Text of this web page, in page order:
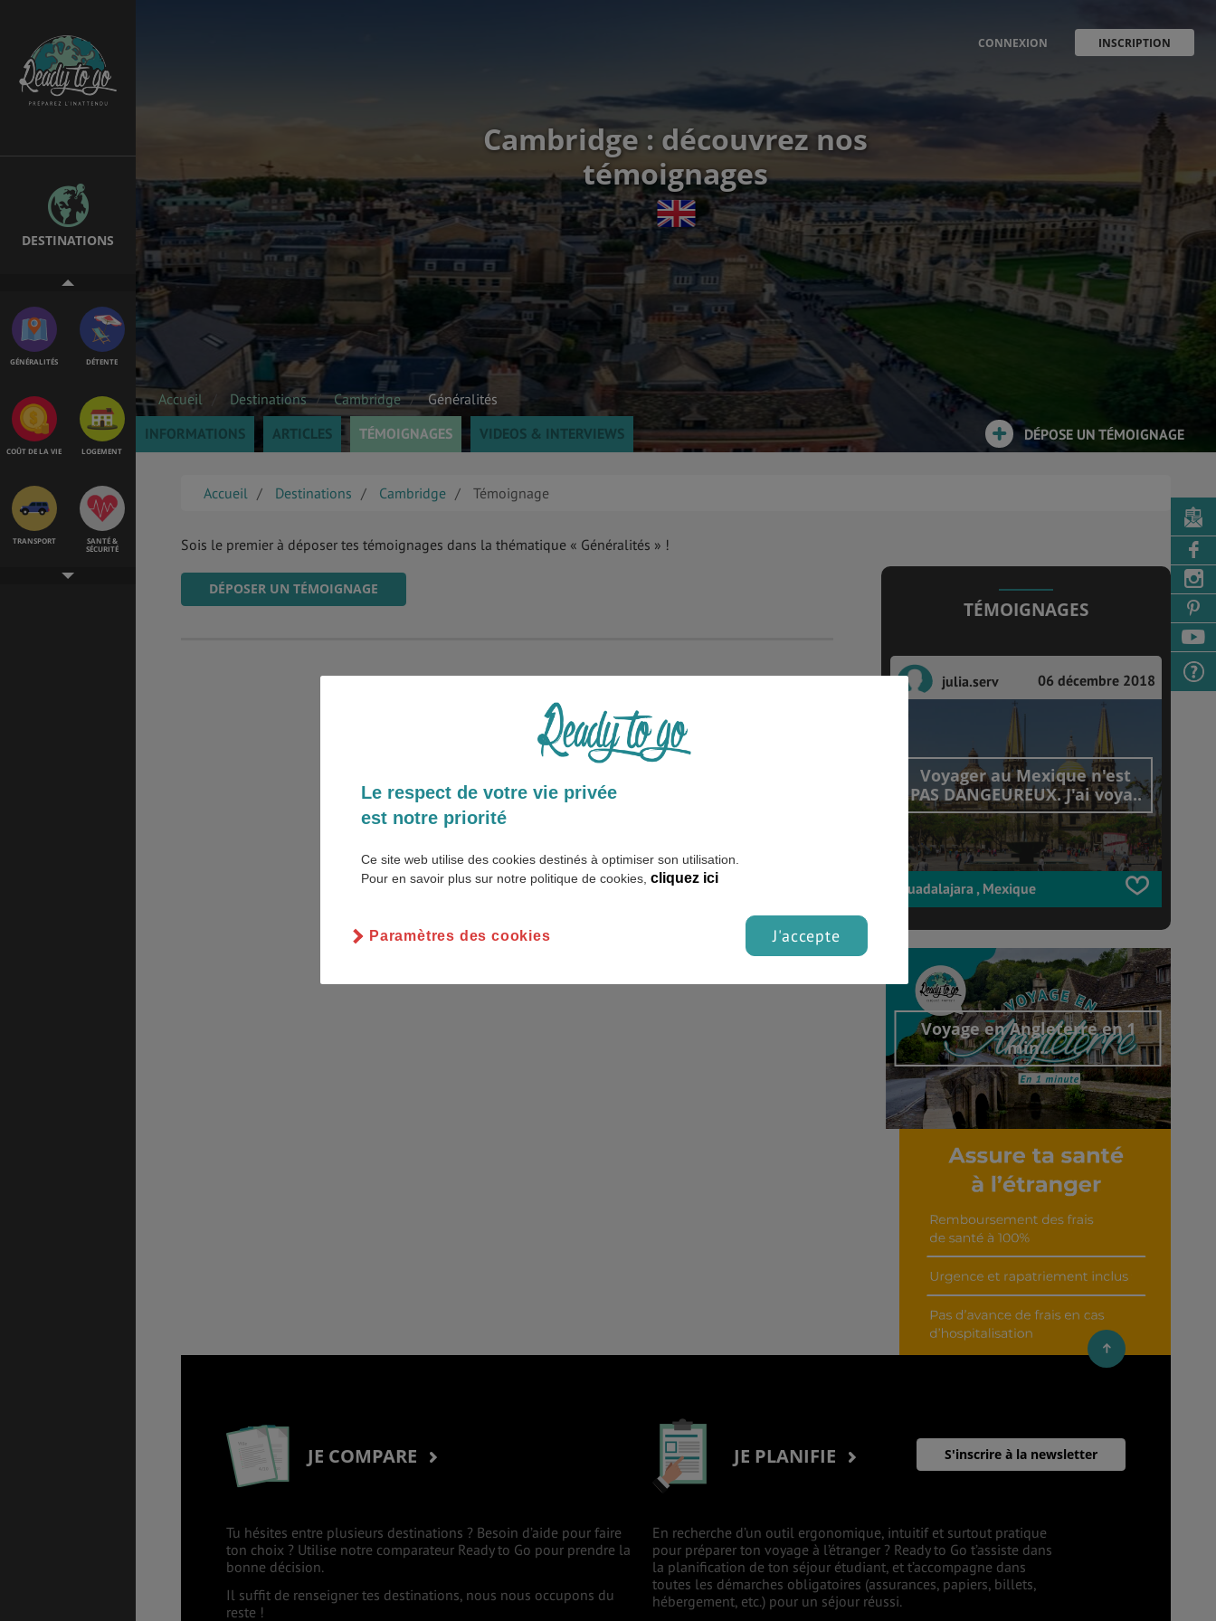
DESTINATIONS
ÉTUDES
EMPLOIS &
STAGES
GÉNÉRALITÉS DÉTENTE
COÛT DE LA VIE LOGEMENT
TRANSPORT
SANTÉ &
SÉCURITÉ
CONNEXION INSCRIPTION
Cambridge : découvrez nos
témoignages
Accueil Destinations Cambridge
Généralités
INFORMATIONS
ARTICLES TÉMOIGNAGES VIDEOS & INTERVIEWS DÉPOSE UN TÉMOIGNAGE
Accueil Destinations Cambridge Témoignage
Sois le premier à déposer tes témoignages dans la thématique « Généralités » !
DÉPOSER UN TÉMOIGNAGE
TÉMOIGNAGES
julia.serv 06 décembre 2018
Voyager au Mexique n'est
PAS DANGEUREUX. J'ai voya..
Guadalajara , Mexique
Voyage en Angleterre en 1
min..
Découvrir cet interview
S'inscrire à la newsletter
JE COMPARE
Tu hésites entre plusieurs destinations ? Besoin d’aide pour faire
ton choix ? Utilise notre comparateur Ready to Go pour prendre la
bonne décision.
Il suffit de renseigner tes destinations, nous nous occupons du
reste !
JE PLANIFIE
En recherche d’un outil ergonomique, intuitif et surtout pratique
pour préparer ton voyage à l’étranger ? Ready to Go t’assiste dans
la planification de ton séjour étudiant, et t’accompagne dans
toutes les démarches obligatoires (assurances, papiers, billets,
hébergement, etc.) pour un séjour réussi.
Le respect de votre vie privée
est notre priorité
Ce site web utilise des cookies destinés à optimiser son utilisation.
Pour en savoir plus sur notre politique de cookies, cliquez ici
J'accepte
Paramètres des cookies